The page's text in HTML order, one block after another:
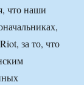
что наши
за то, что